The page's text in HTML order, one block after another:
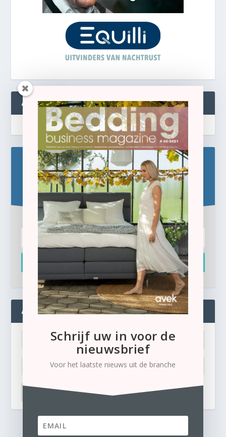
ABONNEREN
Blijf op de hoogte!
Schrijf u hier in voor de gratis e-newsletter.
Inschrijven
ADMIN
Ik ben mijn wachtwoord kwijt
Schrijf uw in voor de
nieuwsbrief
Voor het laatste nieuws uit de branche